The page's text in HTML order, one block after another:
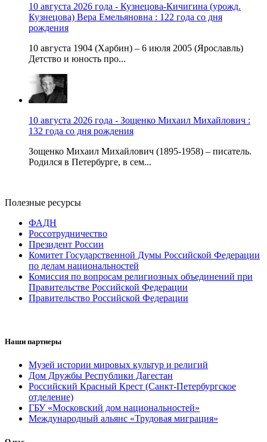
10 августа 2026 года - Кузнецова-Кичигина (урожд.
Кузнецова) Вера Емельяновна : 122 года со дня
рождения
10 августа 1904 (Харбин) – 6 июля 2005 (Ярославль)
Детство и юность про...
10 августа 2026 года - Зощенко Михаил Михайлович :
132 года со дня рождения
Зощенко Михаил Михайлович (1895-1958) – писатель.
Родился в Петербурге, в сем...
Полезные ресурсы
ФАДН
Россотрудничество
Президент России
Комитет Государственной Думы Российской Федерации
по делам национальностей
Комиссия по вопросам религиозных объединений при
Правительстве Российской Федерации
Правительство Российской Федерации
Наши партнеры
Музей истории мировых культур и религий
Дом Дружбы Республики Дагестан
Российский Красный Крест (Санкт-Петербургское
отделение)
ГБУ «Московский дом национальностей»
Международный альянс «Трудовая миграция»